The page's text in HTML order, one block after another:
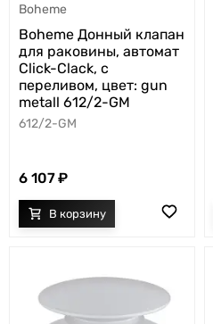
Boheme
Boheme Донный клапан
для раковины, автомат
Click-Clack, с
переливом, цвет: gun
metall 612/2-GM
612/2-GM
6 107